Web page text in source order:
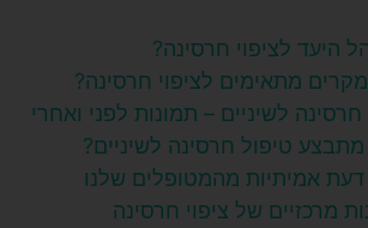
היעד לציפוי חרסינה?
מקרים מתאימים לציפוי חרסינה?
חרסינה לשיניים – תמונות לפני ואחרי
מתבצע טיפול חרסינה לשיניים?
דעת אמיתיות מהמטופלים שלנו
מרכזיים של ציפוי חרסינה